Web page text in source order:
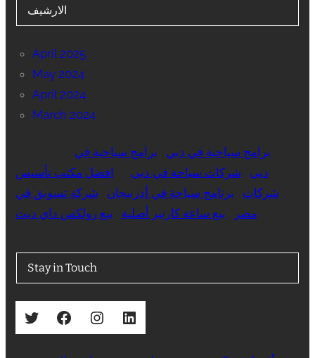
الارشيف
April 2025
May 2024
April 2024
March 2024
برامج سياحية في دبي
برامج سياحية في
دبي
شركات سياحة في دبي
افضل مكتب تأسيس
شركات
برنامج سياحة في أذربيجان
شركة تسويق في
مصر
بيع ساعة كارتير أصلية بيع رولكس داي ديت
Stay in Touch
Twitter Facebook Instagram LinkedIn